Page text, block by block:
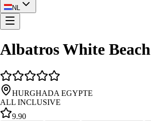
NL
Albatros White Beach
HURGHADA EGYPTE
ALL INCLUSIVE
9.90